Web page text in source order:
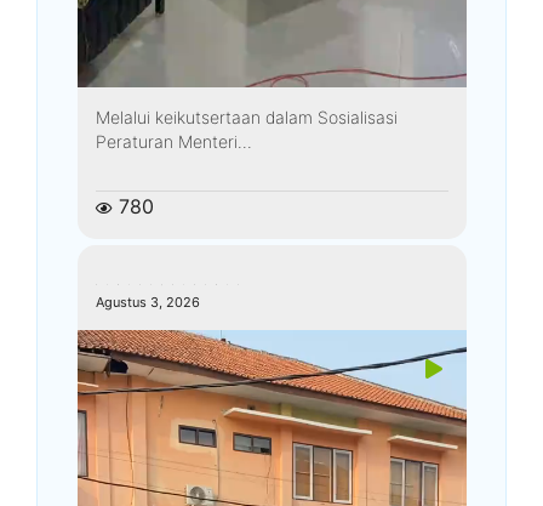
Melalui keikutsertaan dalam Sosialisasi
Peraturan Menteri...
780
Agustus 3, 2026